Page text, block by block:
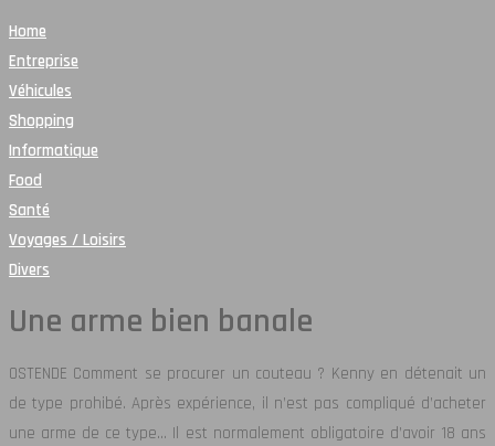
Home
Entreprise
Véhicules
Shopping
Informatique
Food
Santé
Voyages / Loisirs
Divers
Une arme bien banale
OSTENDE Comment se procurer un couteau ? Kenny en détenait un
de type prohibé. Après expérience, il n’est pas compliqué d’acheter
une arme de ce type… Il est normalement obligatoire d’avoir 18 ans